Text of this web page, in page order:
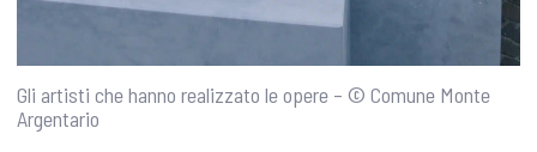
Gli artisti che hanno realizzato le opere – © Comune Monte
Argentario